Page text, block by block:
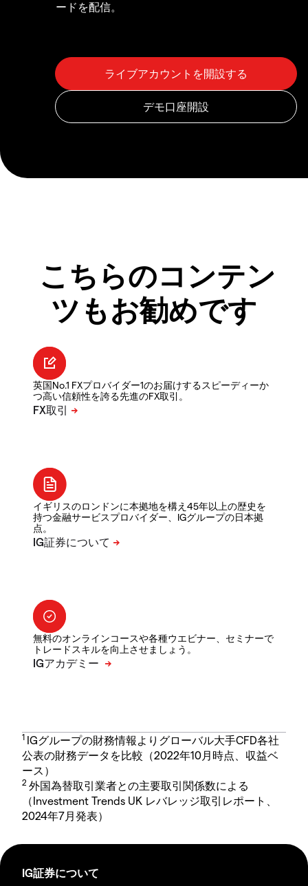
ードを配信。
こちらのコンテン
ツもお勧めです
英国No.1 FXプロバイダー1のお届けするスピーディーか
つ高い信頼性を誇る先進のFX取引。
イギリスのロンドンに本拠地を構え45年以上の歴史を
持つ金融サービスプロバイダー、IGグループの日本拠
点。
無料のオンラインコースや各種ウエビナー、セミナーで
トレードスキルを向上させましょう。
1 IGグループの財務情報よりグローバル大手CFD各社
公表の財務データを比較（2022年10月時点、収益ベ
ース）
2 外国為替取引業者との主要取引関係数による
（Investment Trends UK レバレッジ取引レポート、
2024年7月発表）
IG証券について